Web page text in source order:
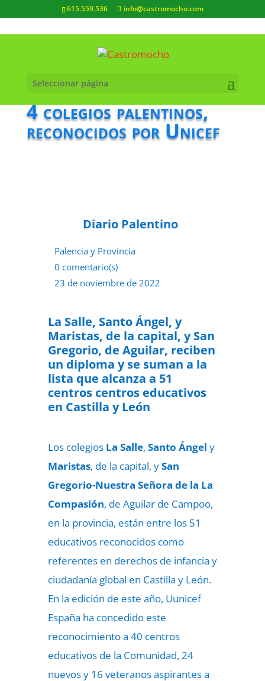
615.559.536 info@castromocho.com
Seleccionar página
4 colegios palentinos,
reconocidos por Unicef
Diario Palentino
Palencia y Provincia
0 comentario(s)
23 de noviembre de 2022
La Salle, Santo Ángel, y
Maristas, de la capital, y San
Gregorio, de Aguilar, reciben
un diploma y se suman a la
lista que alcanza a 51
centros centros educativos
en Castilla y León
Los colegios La Salle, Santo Ángel y
Maristas, de la capital, ySan
Gregorio-Nuestra Señora de la La
Compasión, de Aguilar de Campoo,
en la provincia, están entre los 51
educativos reconocidos como
referentes en derechos de infancia y
ciudadanía global en Castilla y León.
En la edición de este año, Uunicef
España ha concedido este
reconocimiento a 40 centros
educativos de la Comunidad, 24
nuevos y 16 veteranos aspirantes a